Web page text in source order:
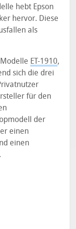
hebt Epson
hervor. Diese
als
ET-1910,
sich die drei
für den
der
einen
einen